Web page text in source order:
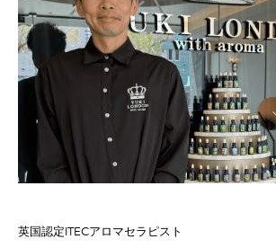
英国認定ITECアロマセラピスト
名入れギフト